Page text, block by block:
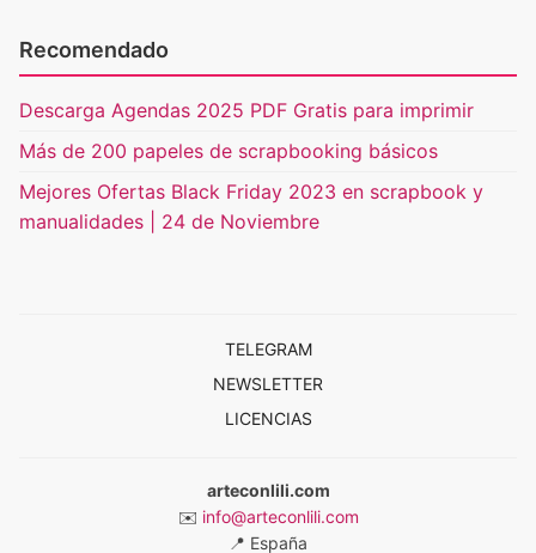
Recomendado
Descarga Agendas 2025 PDF Gratis para imprimir
Más de 200 papeles de scrapbooking básicos
Mejores Ofertas Black Friday 2023 en scrapbook y
manualidades | 24 de Noviembre
TELEGRAM
NEWSLETTER
LICENCIAS
arteconlili.com
✉️ info@arteconlili.com
📍 España